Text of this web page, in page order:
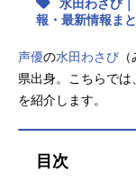
最新記事一覧
アニメ記事一覧
アニメ映画一覧
今期アニメ曜日別一
春アニメ
水田わさび
報・最新情報ま
声優の水田わさび
県出身。こちらでは、
を紹介します。
目次